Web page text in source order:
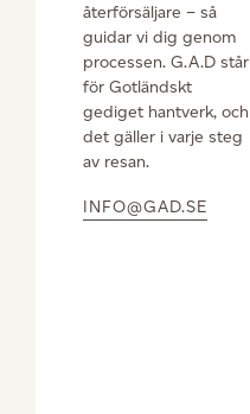
återförsäljare – så
guidar vi dig genom
processen. G.A.D står
för Gotländskt
gediget hantverk, och
det gäller i varje steg
av resan.
INFO@GAD.SE